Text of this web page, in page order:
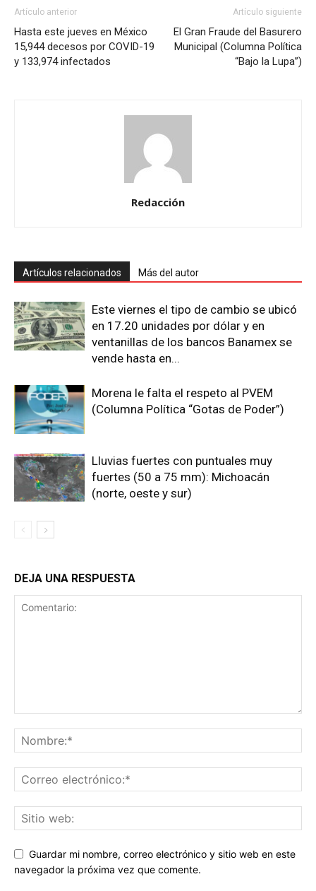
Artículo anterior
Hasta este jueves en México
15,944 decesos por COVID-19
y 133,974 infectados
Artículo siguiente
El Gran Fraude del Basurero
Municipal (Columna Política
“Bajo la Lupa”)
Redacción
Artículos relacionados Más del autor
Este viernes el tipo de cambio se ubicó
en 17.20 unidades por dólar y en
ventanillas de los bancos Banamex se
vende hasta en...
Morena le falta el respeto al PVEM
(Columna Política “Gotas de Poder”)
Lluvias fuertes con puntuales muy
fuertes (50 a 75 mm): Michoacán
(norte, oeste y sur)
DEJA UNA RESPUESTA
Guardar mi nombre, correo electrónico y sitio web en este
navegador la próxima vez que comente.